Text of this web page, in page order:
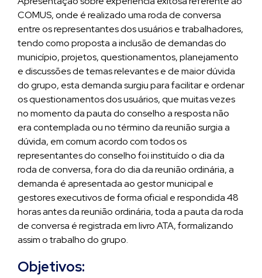
COMUS, onde é realizado uma roda de conversa
entre os representantes dos usuários e trabalhadores,
tendo como proposta a inclusão de demandas do
município, projetos, questionamentos, planejamento
e discussões de temas relevantes e de maior dúvida
do grupo, esta demanda surgiu para facilitar e ordenar
os questionamentos dos usuários, que muitas vezes
no momento da pauta do conselho a resposta não
era contemplada ou no término da reunião surgia a
dúvida, em comum acordo com todos os
representantes do conselho foi instituído o dia da
roda de conversa, fora do dia da reunião ordinária, a
demanda é apresentada ao gestor municipal e
gestores executivos de forma oficial e respondida 48
horas antes da reunião ordinária, toda a pauta da roda
de conversa é registrada em livro ATA, formalizando
assim o trabalho do grupo.
Objetivos: